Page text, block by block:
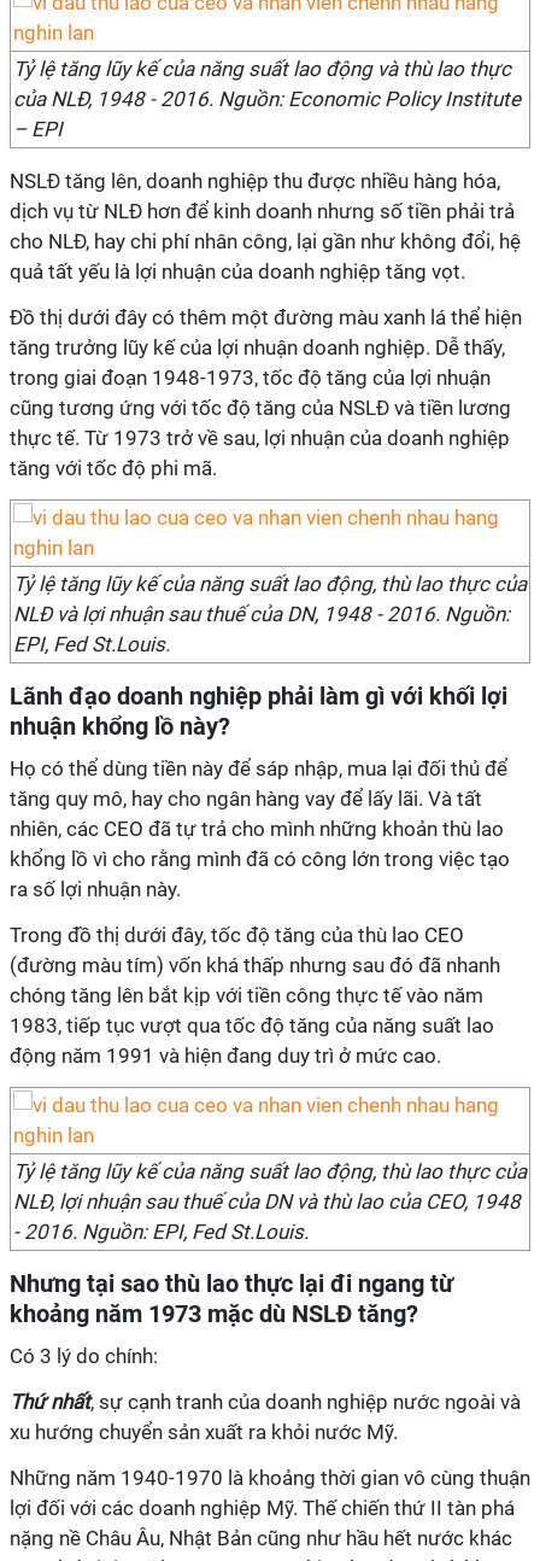
Tỷ lệ tăng lũy kế của năng suất lao động và thù lao thực
của NLĐ, 1948 - 2016. Nguồn: Economic Policy Institute
– EPI
NSLĐ tăng lên, doanh nghiệp thu được nhiều hàng hóa,
dịch vụ từ NLĐ hơn để kinh doanh nhưng số tiền phải trả
cho NLĐ, hay chi phí nhân công, lại gần như không đổi, hệ
quả tất yếu là lợi nhuận của doanh nghiệp tăng vọt.
Đồ thị dưới đây có thêm một đường màu xanh lá thể hiện
tăng trưởng lũy kế của lợi nhuận doanh nghiệp. Dễ thấy,
trong giai đoạn 1948-1973, tốc độ tăng của lợi nhuận
cũng tương ứng với tốc độ tăng của NSLĐ và tiền lương
thực tế. Từ 1973 trở về sau, lợi nhuận của doanh nghiệp
tăng với tốc độ phi mã.
Tỷ lệ tăng lũy kế của năng suất lao động, thù lao thực của
NLĐ và lợi nhuận sau thuế của DN, 1948 - 2016. Nguồn:
EPI, Fed St.Louis.
Lãnh đạo doanh nghiệp phải làm gì với khối lợi
nhuận khổng lồ này?
Họ có thể dùng tiền này để sáp nhập, mua lại đối thủ để
tăng quy mô, hay cho ngân hàng vay để lấy lãi. Và tất
nhiên, các CEO đã tự trả cho mình những khoản thù lao
khổng lồ vì cho rằng mình đã có công lớn trong việc tạo
ra số lợi nhuận này.
Trong đồ thị dưới đây, tốc độ tăng của thù lao CEO
(đường màu tím) vốn khá thấp nhưng sau đó đã nhanh
chóng tăng lên bắt kịp với tiền công thực tế vào năm
1983, tiếp tục vượt qua tốc độ tăng của năng suất lao
động năm 1991 và hiện đang duy trì ở mức cao.
Tỷ lệ tăng lũy kế của năng suất lao động, thù lao thực của
NLĐ, lợi nhuận sau thuế của DN và thù lao của CEO, 1948
- 2016. Nguồn: EPI, Fed St.Louis.
Nhưng tại sao thù lao thực lại đi ngang từ
khoảng năm 1973 mặc dù NSLĐ tăng?
Có 3 lý do chính:
Thứ nhất, sự cạnh tranh của doanh nghiệp nước ngoài và
xu hướng chuyển sản xuất ra khỏi nước Mỹ.
Những năm 1940-1970 là khoảng thời gian vô cùng thuận
lợi đối với các doanh nghiệp Mỹ. Thế chiến thứ II tàn phá
nặng nề Châu Âu, Nhật Bản cũng như hầu hết nước khác